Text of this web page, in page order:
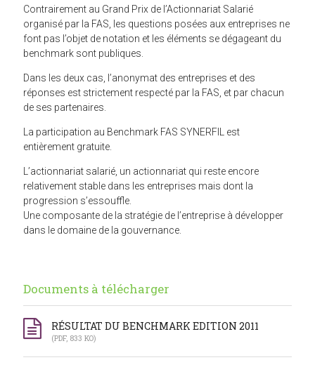
Contrairement au Grand Prix de l’Actionnariat Salarié
organisé par la FAS, les questions posées aux entreprises ne
font pas l’objet de notation et les éléments se dégageant du
benchmark sont publiques.
Dans les deux cas, l’anonymat des entreprises et des
réponses est strictement respecté par la FAS, et par chacun
de ses partenaires.
La participation au Benchmark FAS SYNERFIL est
entièrement gratuite.
L’actionnariat salarié, un actionnariat qui reste encore
relativement stable dans les entreprises mais dont la
progression s’essouffle.
Une composante de la stratégie de l’entreprise à développer
dans le domaine de la gouvernance.
Documents à télécharger
RÉSULTAT DU BENCHMARK EDITION 2011
(PDF, 833 KO)